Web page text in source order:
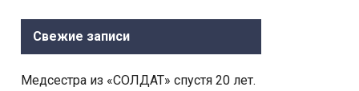
Свежие записи
Медсестра из «СОЛДАТ» спустя 20 лет.